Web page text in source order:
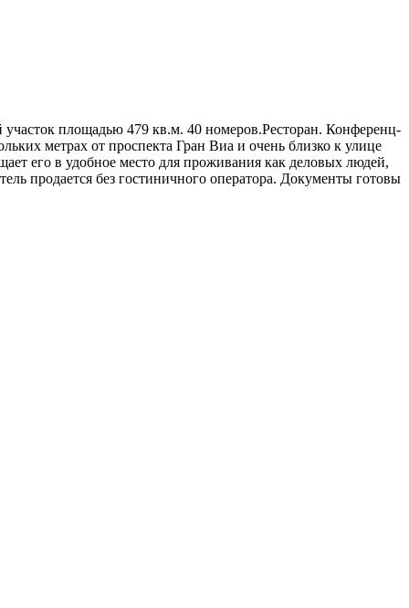
площадью 479 кв.м. 40 номеров.Ресторан. Конференц-
метрах от проспекта Гран Виа и очень близко к улице
его в удобное место для проживания как деловых людей,
продается без гостиничного оператора. Документы готовы